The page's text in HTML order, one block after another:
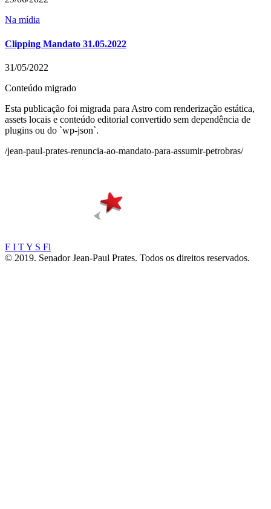
Na mídia
Clipping Mandato 31.05.2022
31/05/2022
Conteúdo migrado
Esta publicação foi migrada para Astro com renderização estática,
assets locais e conteúdo editorial convertido sem dependência de
plugins ou do `wp-json`.
/jean-paul-prates-renuncia-ao-mandato-para-assumir-petrobras/
F I TY S Fl
© 2019. Senador Jean-Paul Prates. Todos os direitos reservados.